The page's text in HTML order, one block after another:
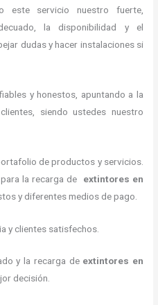
este servicio nuestro fuerte,
la disponibilidad y el
dudas y hacer instalaciones si
y honestos, apuntando a la
siendo ustedes nuestro
de productos y servicios.
la recarga de extintores en
y diferentes medios de pago.
y clientes satisfechos.
y la recarga de extintores en
decisión.